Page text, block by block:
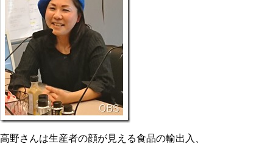
高野さんは生産者の顔が見える食品の輸出入、